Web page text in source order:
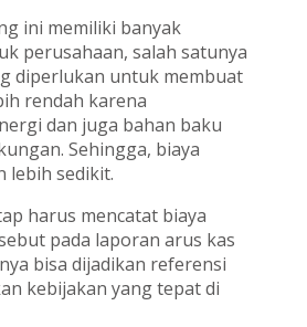
ini memiliki banyak
perusahaan, salah satunya
diperlukan untuk membuat
rendah karena
dan juga bahan baku
Sehingga, biaya
lebih sedikit.
harus mencatat biaya
pada laporan arus kas
bisa dijadikan referensi
kebijakan yang tepat di